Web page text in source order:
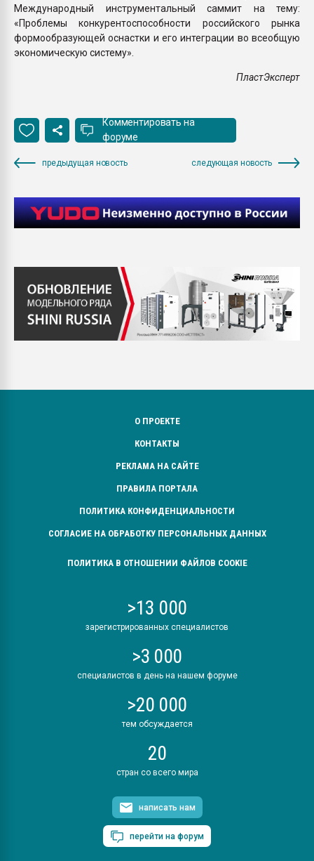
Международный инструментальный саммит на тему:
«Проблемы конкурентоспособности российского рынка
формообразующей оснастки и его интеграции во всеобщую
экономическую систему».
ПластЭксперт
Комментировать на
форуме
предыдущая новость следующая новость
О ПРОЕКТЕ
КОНТАКТЫ
РЕКЛАМА НА САЙТЕ
ПРАВИЛА ПОРТАЛА
ПОЛИТИКА КОНФИДЕНЦИАЛЬНОСТИ
СОГЛАСИЕ НА ОБРАБОТКУ ПЕРСОНАЛЬНЫХ ДАННЫХ
ПОЛИТИКА В ОТНОШЕНИИ ФАЙЛОВ COOKIE
>13 000
зарегистрированных специалистов
>3 000
специалистов в день на нашем форуме
>20 000
тем обсуждается
20
стран со всего мира
написать нам
перейти на форум